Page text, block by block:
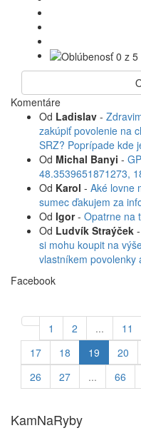
Komentáre
Od Ladislav -
zakúpiť povolenie na
SRZ? Poprípade kde
Od Michal Banyi -
48.3539651871273,
Od Karol - Aké lovne
sumec ďakujem za
Od Igor- Opatrne na
Od Ludvík Straýček -
si mohu koupit na
vlastníkem povolenky
Facebook
1 2 ... 11
17
18 19 20
26
27 ... 66
KamNaRyby